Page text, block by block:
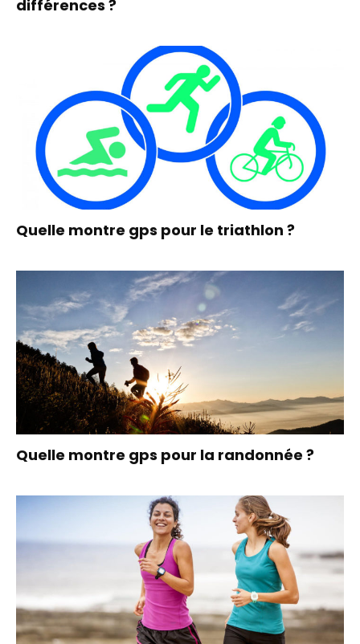
différences ?
Quelle montre gps pour le triathlon ?
Quelle montre gps pour la randonnée ?